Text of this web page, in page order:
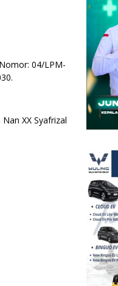
04/LPM-
XX Syafrizal